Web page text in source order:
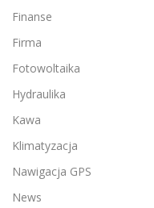
Finanse
Firma
Fotowoltaika
Hydraulika
Kawa
Klimatyzacja
Nawigacja GPS
News